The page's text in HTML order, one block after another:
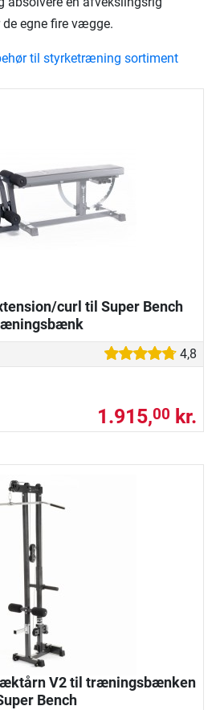
curl til Super Bench
4,8
1.915,00 kr.
V2 til træningsbænken
Bench
egne fire vægge.
til styrketræning sortiment